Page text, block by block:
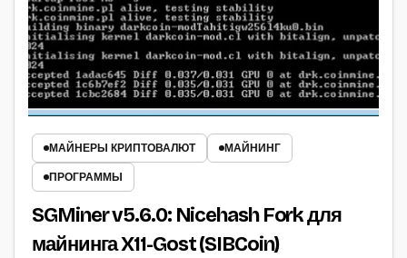
МАЙНЕРЫ КРИПТОВАЛЮТ
МАЙНИНГ
ПРОГРАММЫ
SGMiner v5.6.0: Nicehash Fork для
майнинга X11-Gost (SIBCoin)